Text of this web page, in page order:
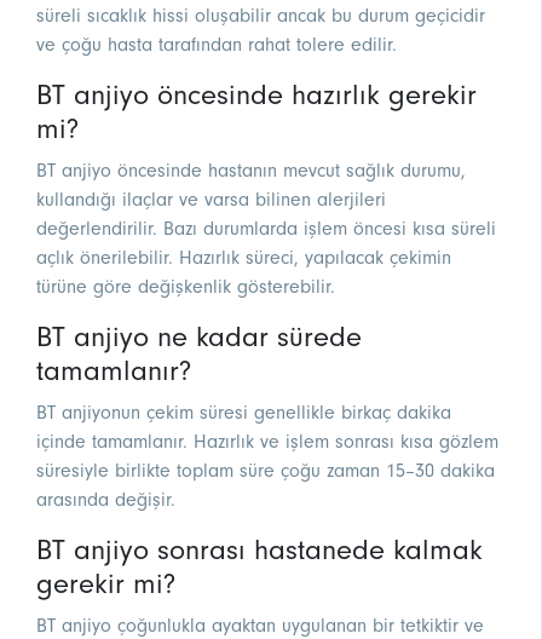
süreli sıcaklık hissi oluşabilir ancak bu durum geçicidir
ve çoğu hasta tarafından rahat tolere edilir.
BT anjiyo öncesinde hazırlık gerekir
mi?
BT anjiyo öncesinde hastanın mevcut sağlık durumu,
kullandığı ilaçlar ve varsa bilinen alerjileri
değerlendirilir. Bazı durumlarda işlem öncesi kısa süreli
açlık önerilebilir. Hazırlık süreci, yapılacak çekimin
türüne göre değişkenlik gösterebilir.
BT anjiyo ne kadar sürede
tamamlanır?
BT anjiyonun çekim süresi genellikle birkaç dakika
içinde tamamlanır. Hazırlık ve işlem sonrası kısa gözlem
süresiyle birlikte toplam süre çoğu zaman 15–30 dakika
arasında değişir.
BT anjiyo sonrası hastanede kalmak
gerekir mi?
BT anjiyo çoğunlukla ayaktan uygulanan bir tetkiktir ve